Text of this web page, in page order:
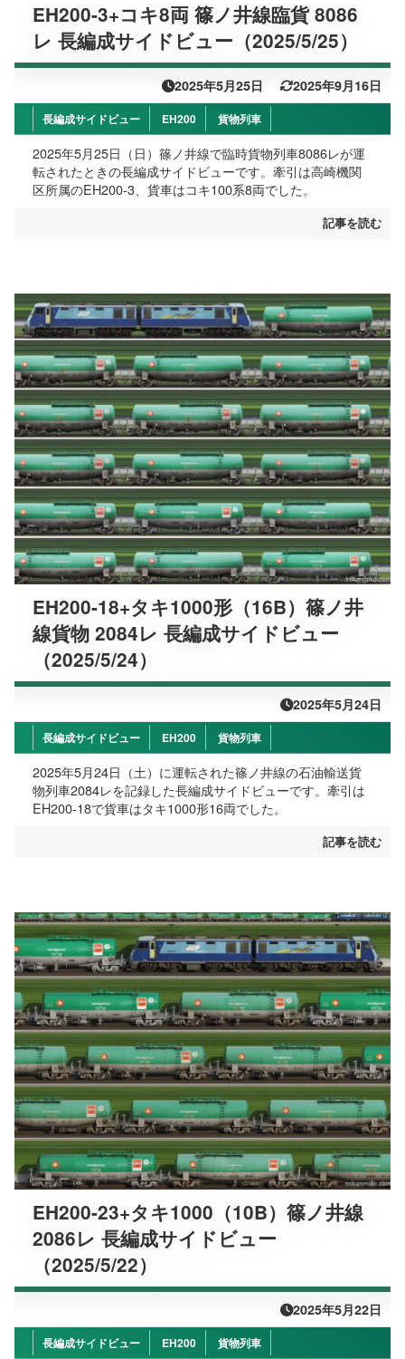
EH200-3+コキ8両 篠ノ井線臨貨 8086
レ 長編成サイドビュー（2025/5/25）
2025年5月25日 2025年9月16日
長編成サイドビュー EH200 貨物列車
2025年5月25日（日）篠ノ井線で臨時貨物列車8086レが運
転されたときの長編成サイドビューです。牽引は高崎機関
区所属のEH200-3、貨車はコキ100系8両でした。
記事を読む
EH200-18+タキ1000形（16B）篠ノ井
線貨物 2084レ 長編成サイドビュー
（2025/5/24）
2025年5月24日
長編成サイドビュー EH200 貨物列車
2025年5月24日（土）に運転された篠ノ井線の石油輸送貨
物列車2084レを記録した長編成サイドビューです。牽引は
EH200-18で貨車はタキ1000形16両でした。
記事を読む
EH200-23+タキ1000（10B）篠ノ井線
2086レ 長編成サイドビュー
（2025/5/22）
2025年5月22日
長編成サイドビュー EH200 貨物列車